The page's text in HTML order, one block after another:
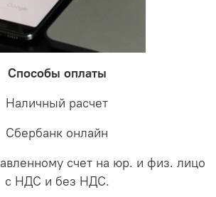
Способы оплаты
Наличный расчет
Сбербанк онлайн
счет на юр. и физ. лицо
с НДС и без НДС.